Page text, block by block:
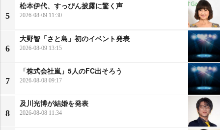
5
松本伊代、すっぴん披露に驚く声
2026-08-09 11:30
6
大野智「さと島」初のイベント発表
2026-08-09 13:15
7
「株式会社嵐」5人のFC出そろう
2026-08-08 09:17
8
及川光博が結婚を発表
2026-08-08 11:34